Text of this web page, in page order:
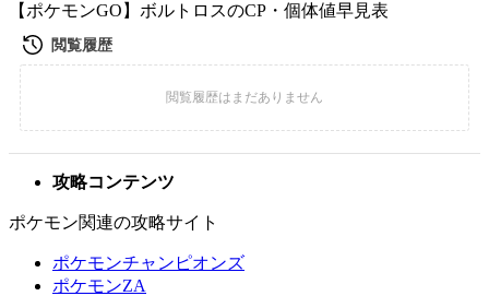
【ポケモンGO】ボルトロスのCP・個体値早見表
攻略コンテンツ
ポケモン関連の攻略サイト
ポケモンチャンピオンズ
ポケモンZA